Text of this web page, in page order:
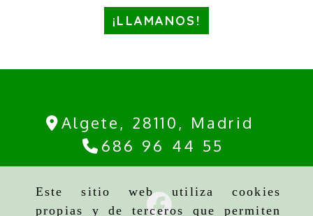
Este sitio web utiliza cookies
propias y de terceros que permiten
¡LLAMANOS!
Algete, 28110, Madrid
686 96 44 55